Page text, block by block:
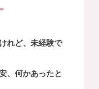
れど、未経験で
、何かあったと